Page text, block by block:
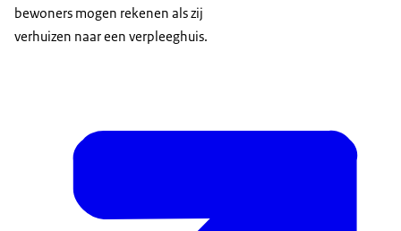
bewoners mogen rekenen als zij
verhuizen naar een verpleeghuis.